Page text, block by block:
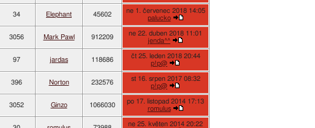
34 Elephant 45602
ne 1. červenec 2018 14:05
palucko
3056 Mark Pawl 912209
ne 22. duben 2018 11:01
jenda^^
97 jardas 118686
čt 25. leden 2018 20:44
p!p@
396 Norton 232576
st 16. srpen 2017 08:32
p!p@
3052 Ginzo 1066030
po 17. listopad 2014 17:13
romulus
ne 25. květen 2014 20:22